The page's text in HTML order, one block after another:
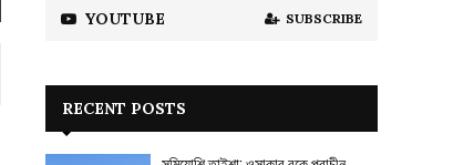
YOUTUBE SUBSCRIBE
RECENT POSTS